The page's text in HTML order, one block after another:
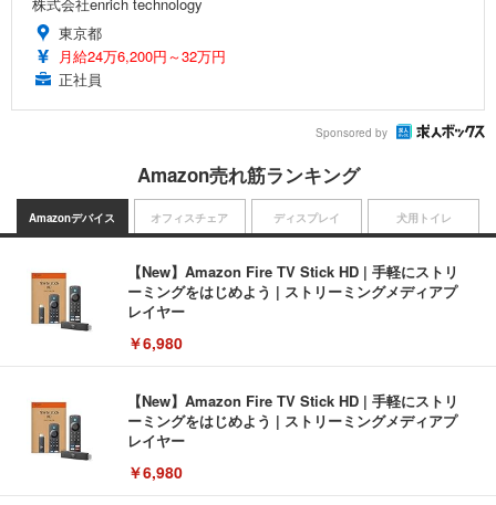
東京都
月給24万6,200円～32万円
正社員
Sponsored by
Amazon売れ筋ランキング
Amazonデバイス
【New】Amazon Fire TV Stick HD | 手軽にストリ
ーミングをはじめよう | ストリーミングメディアプ
レイヤー
￥6,980
【New】Amazon Fire TV Stick HD | 手軽にストリ
ーミングをはじめよう | ストリーミングメディアプ
レイヤー
￥6,980
オフィスチェア ディスプレイ 犬用トイレ